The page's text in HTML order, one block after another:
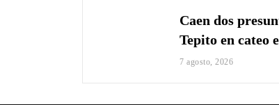
Caen dos
Tepito en cateo
7 agosto, 2026